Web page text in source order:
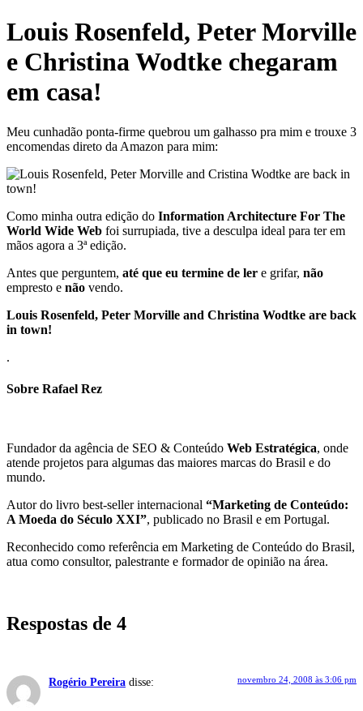
Louis Rosenfeld, Peter Morville
e Christina Wodtke chegaram
em casa!
Meu cunhadão ponta-firme quebrou um galhasso pra mim e trouxe 3
encomendas direto da Amazon para mim:
Como minha outra edição do Information Architecture For The
World Wide Web foi surrupiada, tive a desculpa ideal para ter em
mãos agora a 3ª edição.
Antes que perguntem, até que eu termine de ler e grifar, não
empresto e não vendo.
Louis Rosenfeld, Peter Morville and Christina Wodtke are back
in town!
.
Sobre Rafael Rez
Fundador da agência de SEO & Conteúdo Web Estratégica, onde
atende projetos para algumas das maiores marcas do Brasil e do
mundo.
Autor do livro best-seller internacional “Marketing de Conteúdo:
A Moeda do Século XXI”, publicado no Brasil e em Portugal.
Reconhecido como referência em Marketing de Conteúdo do Brasil,
atua como consultor, palestrante e formador de opinião na área.
Respostas de 4
Rogério Pereira disse: novembro 24, 2008 às 3:06 pm